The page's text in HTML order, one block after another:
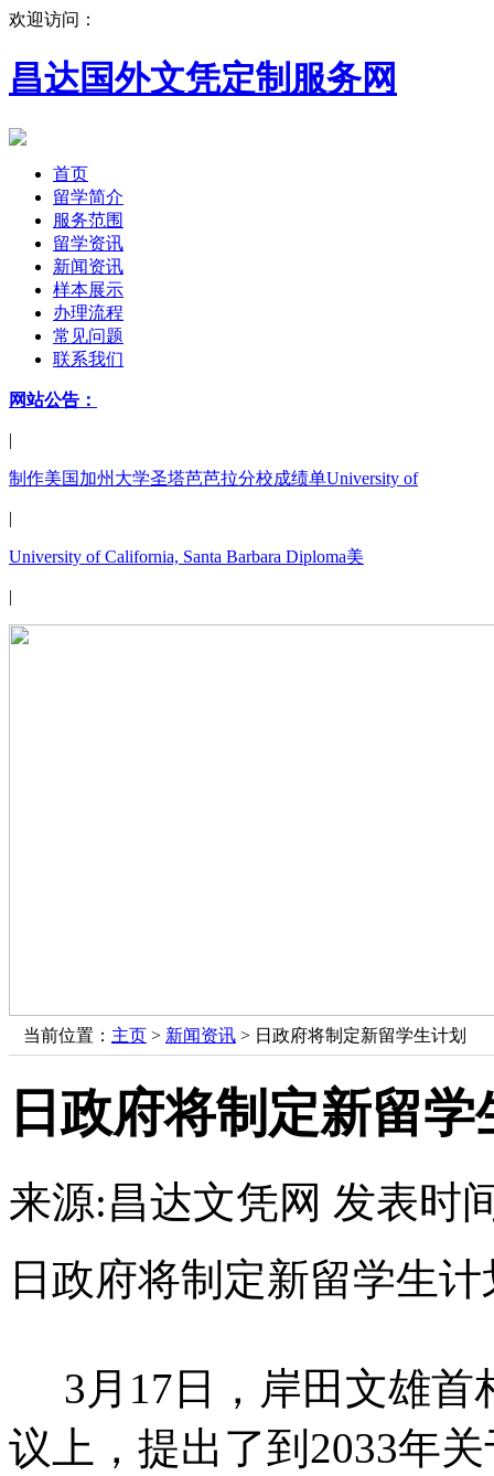
欢迎访问：
昌达国外文凭定制服务网
首页
留学简介
服务范围
留学资讯
新闻资讯
样本展示
办理流程
常见问题
联系我们
网站公告：
|
制作美国加州大学圣塔芭芭拉分校成绩单University of
|
University of California, Santa Barbara Diploma美
|
当前位置： 主页 > 新闻资讯 > 日政府将制定新留学生计划
日政府将制定新留学
来源:昌达文凭网 发表时
日政府将制定新留学生计
3月17日，岸田文雄首
议上，提出了到2033年